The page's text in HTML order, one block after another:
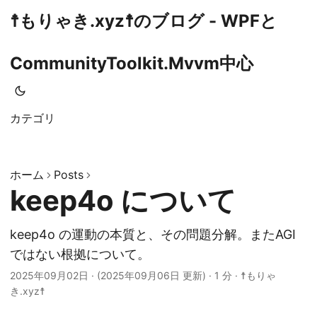
☨もりゃき.xyz☨のブログ - WPFと
CommunityToolkit.Mvvm中心
カテゴリ
ホーム Posts
keep4o について
keep4o の運動の本質と、その問題分解。またAGI
ではない根拠について。
2025年09月02日 · (2025年09月06日 更新) · 1 分 · ☨もりゃ
き.xyz☨